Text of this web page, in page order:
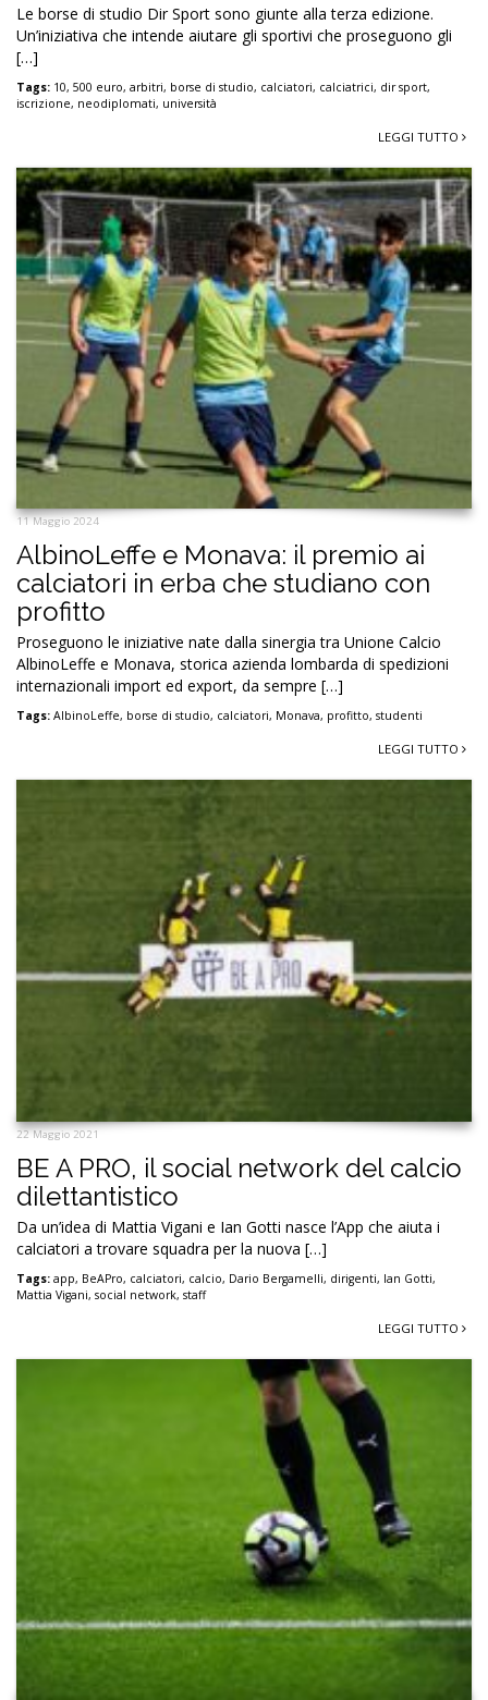
Le borse di studio Dir Sport sono giunte alla terza edizione.
Un’iniziativa che intende aiutare gli sportivi che proseguono gli
[…]
Tags: 10, 500 euro, arbitri, borse di studio, calciatori, calciatrici, dir sport,
iscrizione, neodiplomati, università
LEGGI TUTTO
11 Maggio 2024
AlbinoLeffe e Monava: il premio ai
calciatori in erba che studiano con
profitto
Proseguono le iniziative nate dalla sinergia tra Unione Calcio
AlbinoLeffe e Monava, storica azienda lombarda di spedizioni
internazionali import ed export, da sempre […]
Tags: AlbinoLeffe, borse di studio, calciatori, Monava, profitto, studenti
LEGGI TUTTO
22 Maggio 2021
BE A PRO, il social network del calcio
dilettantistico
Da un’idea di Mattia Vigani e Ian Gotti nasce l’App che aiuta i
calciatori a trovare squadra per la nuova […]
Tags: app, BeAPro, calciatori, calcio, Dario Bergamelli, dirigenti, Ian Gotti,
Mattia Vigani, social network, staff
LEGGI TUTTO